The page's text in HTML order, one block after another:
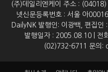
(주)데일리엔케이 주소 :
넷신문등록번호 : 서울 아
DailyNK 발행인: 이광백, 편집인
발행일자 : 2005.08.10 |
(02)732-6711 문의: